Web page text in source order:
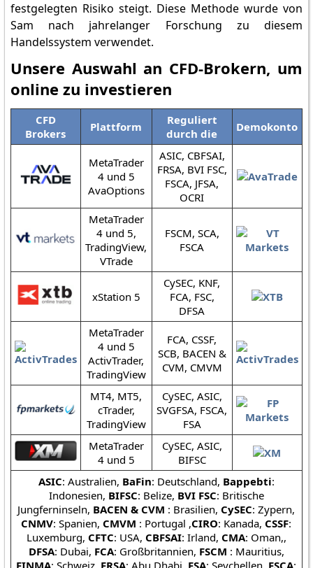
festgelegten Risiko steigt. Diese Methode wurde von
Sam nach jahrelanger Forschung zu diesem
Handelssystem verwendet.
Unsere Auswahl an CFD-Brokern, um
online zu investieren
CFD
Brokers
Plattform
Reguliert
durch die
Demokonto
MetaTrader
4 und 5
AvaOptions
ASIC, CBFSAI,
FRSA, BVI FSC,
FSCA, JFSA,
OCRI
MetaTrader
4 und 5,
TradingView,
VTrade
FSCM, SCA,
FSCA
xStation 5
CySEC, KNF,
FCA, FSC,
DFSA
MetaTrader
4 und 5
ActivTrader,
TradingView
FCA, CSSF,
SCB, BACEN &
CVM, CMVM
MT4, MT5,
cTrader,
TradingView
CySEC, ASIC,
SVGFSA, FSCA,
FSA
MetaTrader
4 und 5
CySEC, ASIC,
BIFSC
ASIC: Australien, BaFin: Deutschland, Bappebti:
Indonesien, BIFSC: Belize, BVI FSC: Britische
Jungferninseln, BACEN & CVM : Brasilien, CySEC: Zypern,
CNMV: Spanien, CMVM : Portugal ,CIRO: Kanada, CSSF:
Luxemburg, CFTC: USA, CBFSAI: Irland, CMA: Oman,,
DFSA: Dubai, FCA: Großbritannien, FSCM : Mauritius,
FINMA: Schweiz, FRSA: Abu Dhabi, FSA: Seychellen, FSCA: